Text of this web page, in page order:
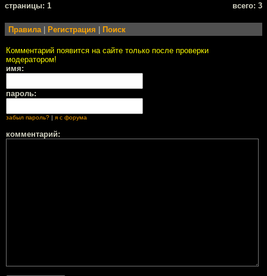
cтраницы: 1 всего: 3
Правила | Регистрация | Поиск
Комментарий появится на сайте только после проверки
модератором!
имя:
пароль:
забыл пароль? | я с форума
комментарий: